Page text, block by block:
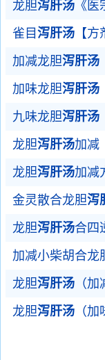
龙胆泻肝汤 《医
雀目 泻肝汤 【方
加减龙胆泻肝汤
加味龙胆泻肝汤
九味龙胆泻肝汤
龙胆泻肝汤加减
龙胆泻肝汤加减
金灵散合龙胆泻
龙胆泻肝汤合四
加减小柴胡合龙
龙胆泻肝汤 （
龙胆泻肝汤 （